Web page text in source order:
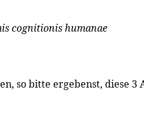
cognitionis humanae
so bitte ergebenst, diese 3